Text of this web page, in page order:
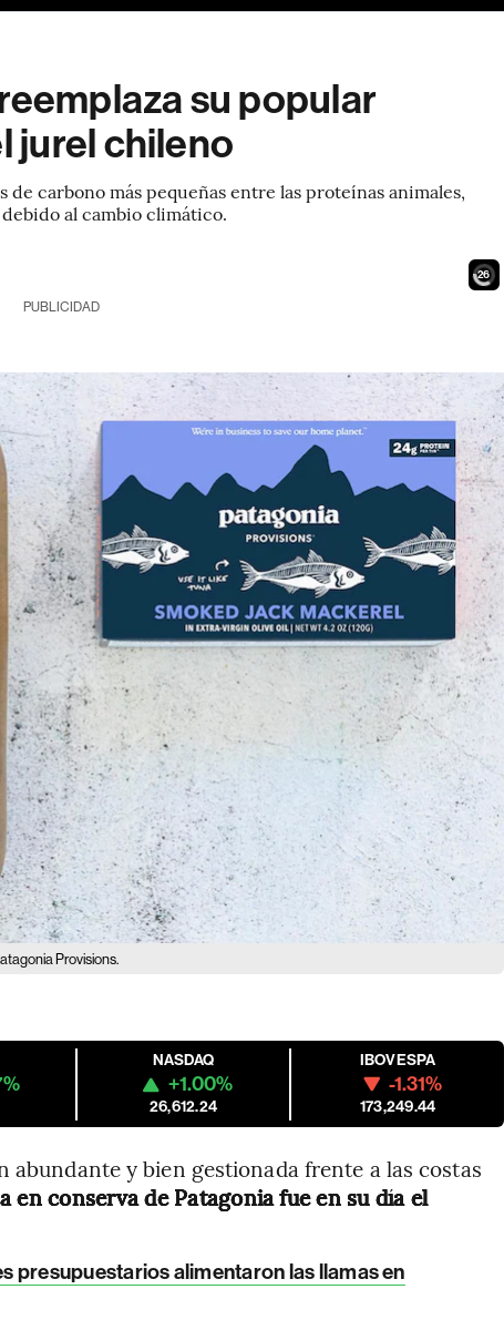
su popular
jurel chileno
de carbono más pequeñas entre las proteínas animales,
al cambio climático.
24
PUBLICIDAD
Provisions.
NASDAQ
+1.00%
26,612.24
IBOVESPA
-1.31%
173,249.44
abundante y bien gestionada frente a las costas
en conserva de Patagoniafue en su día el
presupuestarios alimentaron las llamas en